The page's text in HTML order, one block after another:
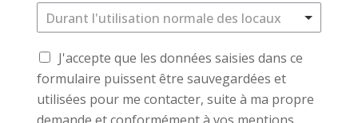
J'accepte que les données saisies dans ce
formulaire puissent être sauvegardées et
utilisées pour me contacter, suite à ma propre